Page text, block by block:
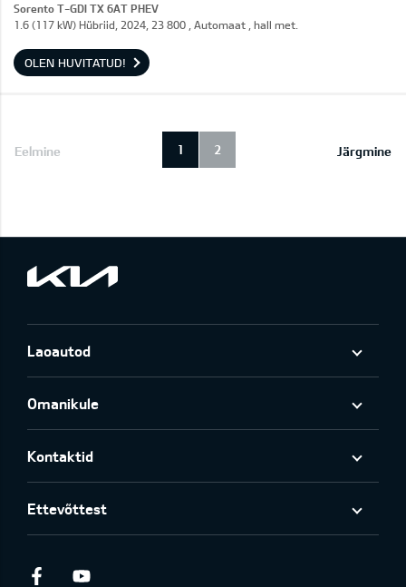
Sorento T-GDI TX 6AT PHEV
1.6 (117 kW) Hübriid, 2024, 23 800 , Automaat , hall met.
OLEN HUVITATUD!
Eelmine Järgmine
1 2
Laoautod
Omanikule
Kontaktid
Ettevõttest
Facebook